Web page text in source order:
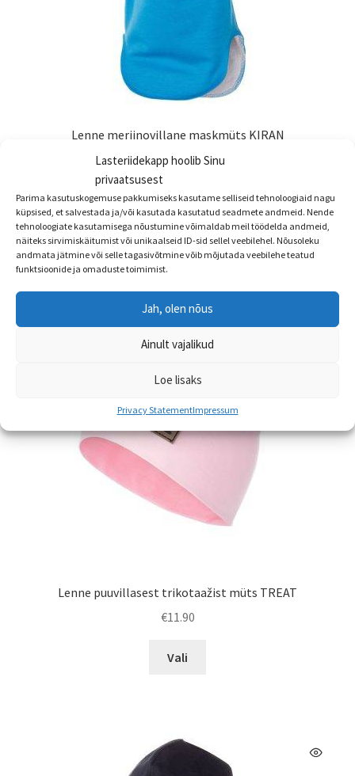
Lasteriidekapp hoolib Sinu
privaatsusest
Parima kasutuskogemuse pakkumiseks kasutame selliseid tehnoloogiaid nagu
küpsised, et salvestada ja/või kasutada kasutatud seadmete andmeid. Nende
tehnoloogiate kasutamisega nõustumine võimaldab meil töödelda andmeid,
näiteks sirvimiskäitumist või unikaalseid ID-sid sellel veebilehel. Nõusoleku
andmata jätmine või selle tagasivõtmine võib mõjutada veebilehe teatud
funktsioonide ja omaduste toimimist.
Jah, olen nõus
Ainult vajalikud
Loe lisaks
Privacy StatementImpressum
Lenne meriinovillane maskmüts KIRAN
ALLAHINDLUS!
€34.90 Algne
hind
oli:
€34.90.
€25.99 Praegune
hind
on:
€25.99.
Vali
Sellel
tootel
on
varianti.
Valikuid
saab
Lenne puuvillasest trikotaažist müts TREAT
€11.90
Vali
Valikuid
saab